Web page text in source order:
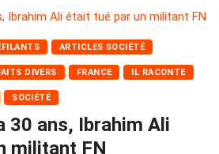
ARTICLES SOCIÉTÉ
DIVERS FRANCE IL RACONTE
SOCIÉTÉ
30 ans, Ibrahim Ali
militant FN